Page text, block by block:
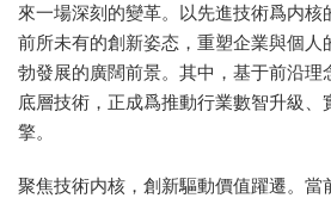
來一場深刻的變革。以先進技術爲内核
前所未有的創新姿态，重塑企業與個人
勃發展的廣闊前景。其中，基于前沿理
底層技術，正成爲推動行業數智升級、
擎。
聚焦技術内核，創新驅動價值躍遷。當